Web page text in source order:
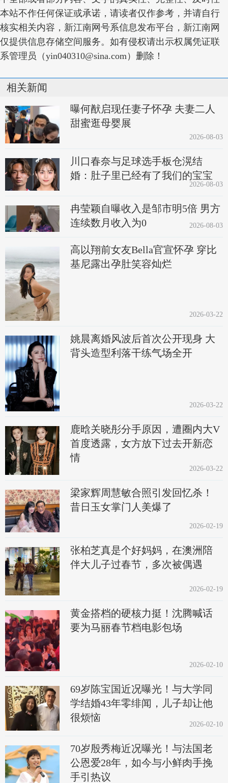
本站不作任何保证或承诺，请读者仅作参考，并请自行
核实相关内容，新江南网号系信息发布平台，新江南网
仅提供信息存储空间服务。如有侵权请出示权属凭证联
系管理员（yin040310@sina.com）删除！
相关新闻
曝何猷启现任妻子怀孕 夫妻二人
甜蜜逛母婴展
2026-08-03
川口春奈与足球选手板仓滉结
婚：肚子里已经有了我们的宝宝
2026-08-03
冉莹颖自曝收入是邹市明5倍 男方
连续数月收入为0
2026-08-03
高以翔前女友Bella官宣怀孕 穿比
基尼露出孕肚笑容灿烂
2026-03-22
姚晨离婚风波后首次公开现身 大
背头造型利落干练气场全开
2026-03-22
鹿晗关晓彤分手原因，遭圈内大V
首度透露，女方放下过去开新恋
情
2026-03-22
梁家辉周慧敏合照引发回忆杀！
昔日玉女掌门人美爆了
2026-02-19
张柏芝真是个好妈妈，在澳洲陪
伴大儿子过春节，多次被偶遇
2026-02-19
黄金搭档的硬核力挺！沈腾喊话
要为马丽春节档电影包场
2026-02-10
69岁陈宝国近况曝光！与大学同
学结婚43年零绯闻，儿子却让他
很烦恼
2026-02-10
70岁殷秀梅近况曝光！与法国老
公恩爱28年，如今与小鲜肉手挽
手引热议